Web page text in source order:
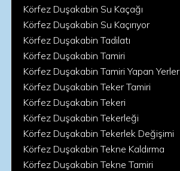
Körfez Duşakabin Su Kaçağı
Körfez Duşakabin Su Kaçırıyor
Körfez Duşakabin Tadilatı
Körfez Duşakabin Tamiri
Körfez Duşakabin Tamiri Yapan Yerler
Körfez Duşakabin Teker Tamiri
Körfez Duşakabin Tekeri
Körfez Duşakabin Tekerleği
Körfez Duşakabin Tekerlek Değişimi
Körfez Duşakabin Tekne Kaldırma
Körfez Duşakabin Tekne Tamiri